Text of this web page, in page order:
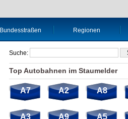
Bundesstraßen Regionen
Suche:
Top Autobahnen im Staumelder
A7 A2 A8
A3 A9 A5